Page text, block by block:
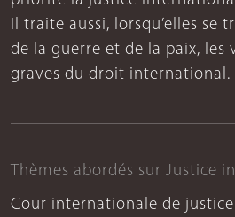
Il traite aussi, lorsqu’elles se
de la guerre et de la paix, les
graves du droit international.
Thèmes abordés sur Justice
Cour internationale de justice